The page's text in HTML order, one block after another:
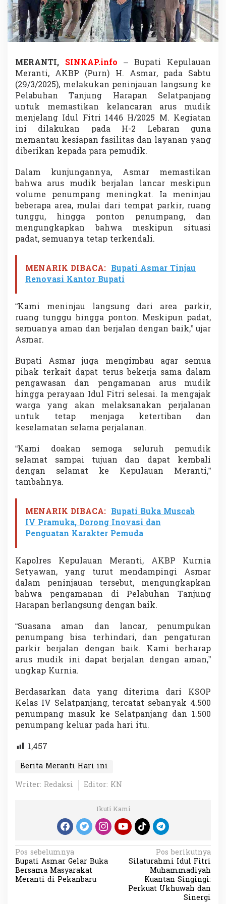
e
l
a
b
u
a
n
a
j
u
n
g
H
a
p
a
n
,
S
e
b
u
r
u
s
u
d
i
k
n
c
a
r
MERANTI, SINKAP.info – Bupati Kepulauan
Meranti, AKBP (Purn) H. Asmar, pada Sabtu
(29/3/2025), melakukan peninjauan langsung ke
Pelabuhan Tanjung Harapan Selatpanjang
untuk memastikan kelancaran arus mudik
menjelang Idul Fitri 1446 H/2025 M. Kegiatan
ini dilakukan pada H-2 Lebaran guna
memantau kesiapan fasilitas dan layanan yang
diberikan kepada para pemudik.
Dalam kunjungannya, Asmar memastikan
bahwa arus mudik berjalan lancar meskipun
volume penumpang meningkat. Ia meninjau
beberapa area, mulai dari tempat parkir, ruang
tunggu, hingga ponton penumpang, dan
mengungkapkan bahwa meskipun situasi
padat, semuanya tetap terkendali.
MENARIK DIBACA: Bupati Asmar Tinjau
Renovasi Kantor Bupati
“Kami meninjau langsung dari area parkir,
ruang tunggu hingga ponton. Meskipun padat,
semuanya aman dan berjalan dengan baik,” ujar
Asmar.
Bupati Asmar juga mengimbau agar semua
pihak terkait dapat terus bekerja sama dalam
pengawasan dan pengamanan arus mudik
hingga perayaan Idul Fitri selesai. Ia mengajak
warga yang akan melaksanakan perjalanan
untuk tetap menjaga ketertiban dan
keselamatan selama perjalanan.
“Kami doakan semoga seluruh pemudik
selamat sampai tujuan dan dapat kembali
dengan selamat ke Kepulauan Meranti,”
tambahnya.
MENARIK DIBACA: Bupati Buka Muscab
IV Pramuka, Dorong Inovasi dan
Penguatan Karakter Pemuda
Kapolres Kepulauan Meranti, AKBP Kurnia
Setyawan, yang turut mendampingi Asmar
dalam peninjauan tersebut, mengungkapkan
bahwa pengamanan di Pelabuhan Tanjung
Harapan berlangsung dengan baik.
“Suasana aman dan lancar, penumpukan
penumpang bisa terhindari, dan pengaturan
parkir berjalan dengan baik. Kami berharap
arus mudik ini dapat berjalan dengan aman,”
ungkap Kurnia.
Berdasarkan data yang diterima dari KSOP
Kelas IV Selatpanjang, tercatat sebanyak 4.500
penumpang masuk ke Selatpanjang dan 1.500
penumpang keluar pada hari itu.
1,457
Berita Meranti Hari ini
Writer: Redaksi
Editor: KN
Ikuti Kami
N
a
v
Pos sebelumnya
Bupati Asmar Gelar Buka
Bersama Masyarakat
Meranti di Pekanbaru
Pos berikutnya
Silaturahmi Idul Fitri
Muhammadiyah
Kuantan Singingi:
Perkuat Ukhuwah dan
Sinergi